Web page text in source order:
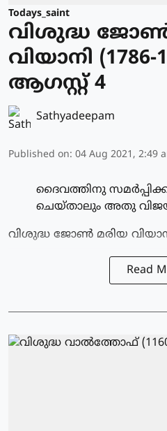
Todays_saint
വിശുദ്ധ
വിയാനി (1786-
ആഗസ്റ്റ് 4
Sathyadeepam
Published on: 04 Aug 2021, 2:49
ദൈവത്തിനു
ചെയ്താലും അതു
വിശുദ്ധ ജോണ്‍ മരിയ
Read